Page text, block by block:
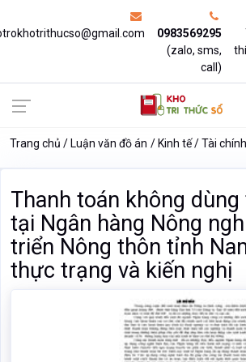
0983569295
(zalo, sms,
call)
Trang chủ Luận văn đồ án Kinh tế Tài
Thanh toán không
tại Ngân hàng Nông
triển Nông thôn tỉnh
thực trạng và kiến nghị